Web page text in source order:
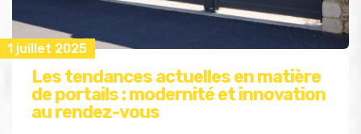
1 juillet 2025
Les tendances actuelles en matière
de portails : modernité et innovation
au rendez-vous